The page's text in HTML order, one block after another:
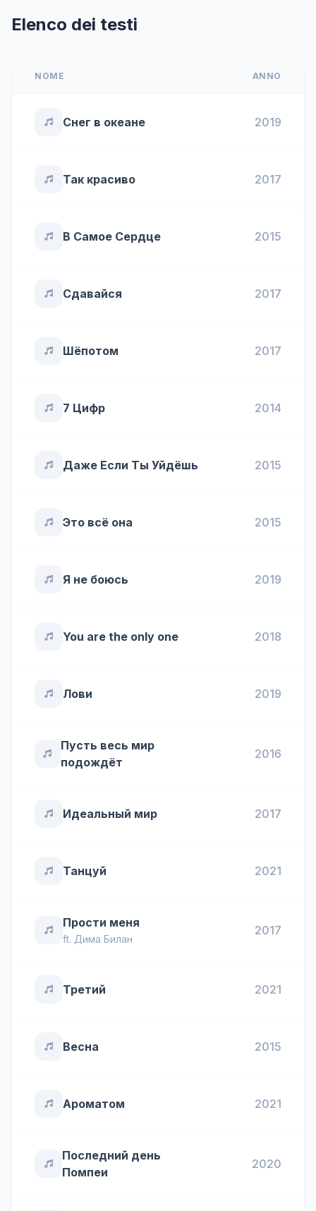
Elenco dei testi
NOME ANNO
Снег в океане 2019
Так красиво 2017
В Самое Сердце 2015
Сдавайся 2017
Шёпотом 2017
7 Цифр 2014
Даже Если Ты Уйдёшь 2015
Это всё она 2015
Я не боюсь 2019
You are the only one 2018
Лови 2019
Пусть весь мир
подождёт
2016
Идеальный мир 2017
Танцуй 2021
Прости меня
ft. Дима Билан
2017
Третий 2021
Весна 2015
Ароматом 2021
Последний день
Помпеи
2020